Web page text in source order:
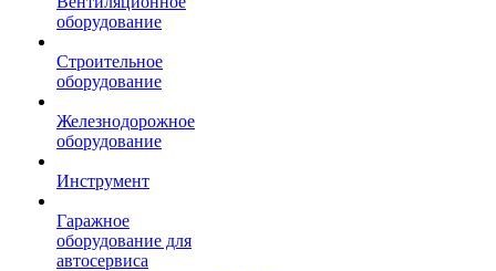
оборудование
Строительное
оборудование
Железнодорожное
оборудование
Инструмент
Гаражное
оборудование для
автосервиса